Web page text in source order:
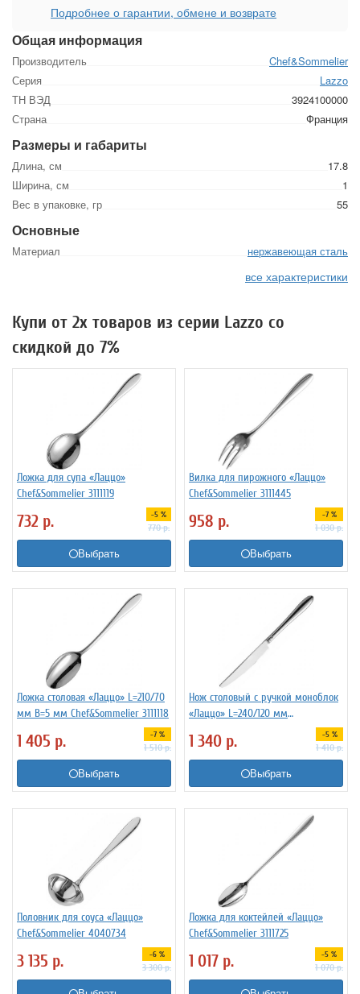
Общая информация
Производитель
Chef&Sommelier
Серия
Lazzo
ТН ВЭД
3924100000
Страна
Франция
Размеры и габариты
Длина, см
17.8
Ширина, см
1
Вес в упаковке, гр
55
Основные
Материал нержавеющая сталь
все характеристики
Подробнее о гарантии, обмене и возврате
Купи от 2х товаров из серии Lazzo со
скидкой до 7%
Ложка для супа «Лаццо»
Chef&Sommelier 3111119
732 р. -5 %
770р.
Выбрать
Вилка для пирожного «Лаццо»
Chef&Sommelier 3111445
958 р. -7 %
1 030р.
Выбрать
Ложка столовая «Лаццо» L=210/70
мм B=5 мм Chef&Sommelier 3111118
1 405 р. -7 %
1 510р.
Выбрать
Нож столовый с ручкой моноблок
«Лаццо» L=240/120 мм
1 340 р. -5 %
1 410р.
Выбрать
Половник для соуса «Лаццо»
Chef&Sommelier 4040734
3 135 р. -6 %
3 300р.
Ложка для коктейлей «Лаццо»
Chef&Sommelier 3111725
1 017 р. -5 %
1 070р.